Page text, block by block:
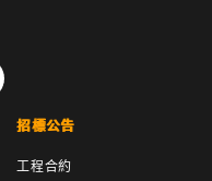
招標公告
工程合約